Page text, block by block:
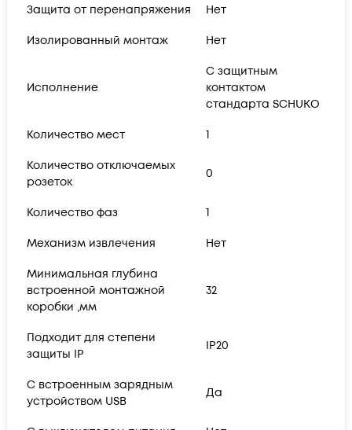
Защита от перенапряжения Нет
Изолированный монтаж Нет
Исполнение
С защитным
контактом
стандарта SCHUKO
Количество мест 1
Количество отключаемых
розеток
0
Количество фаз 1
Механизм извлечения Нет
Минимальная глубина
встроенной монтажной
коробки ,мм
32
Подходит для степени
защиты IP
IP20
С встроенным зарядным
устройством USB
Да